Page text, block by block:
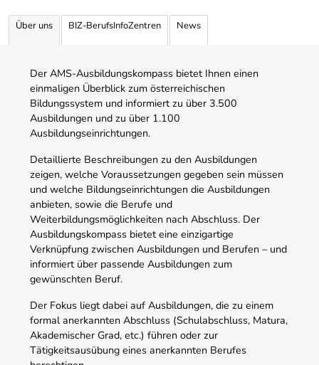
Über uns BIZ-BerufsInfoZentren News
Der AMS-Ausbildungskompass bietet Ihnen einen
einmaligen Überblick zum österreichischen
Bildungssystem und informiert zu über 3.500
Ausbildungen und zu über 1.100
Ausbildungseinrichtungen.
Detaillierte Beschreibungen zu den Ausbildungen
zeigen, welche Voraussetzungen gegeben sein müssen
und welche Bildungseinrichtungen die Ausbildungen
anbieten, sowie die Berufe und
Weiterbildungsmöglichkeiten nach Abschluss. Der
Ausbildungskompass bietet eine einzigartige
Verknüpfung zwischen Ausbildungen und Berufen – und
informiert über passende Ausbildungen zum
gewünschten Beruf.
Der Fokus liegt dabei auf Ausbildungen, die zu einem
formal anerkannten Abschluss (Schulabschluss, Matura,
Akademischer Grad, etc.) führen oder zur
Tätigkeitsausübung eines anerkannten Berufes